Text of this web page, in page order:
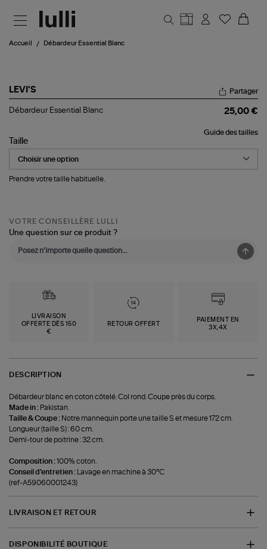
Accueil Débardeur Essential Blanc
LEVI'S
Débardeur
Partager
Débardeur Essential Blanc 25,00 €
Guide des tailles
Taille
Prendre votre taille habituelle.
VOTRE CONSEILLÈRE LULLI
Une question sur ce produit ?
LIVRAISON
OFFERTE DÈS 150
€
RETOUR OFFERT
PAIEMENT EN
3X,4X
DESCRIPTION
Débardeur blanc en coton côtelé. Col rond. Coupe près du corps.
Made in : Pakistan.
Taille & Coupe : Notre mannequin porte une taille S et mesure 172 cm.
Longueur (taille S) : 60 cm.
Demi-tour de poitrine : 32 cm.
Composition :100% coton.
Conseil d'entretien :
Lavage en machine à 30°C
(ref-A59060001243)
LIVRAISON ET RETOUR
DISPONIBILITÉ BOUTIQUE